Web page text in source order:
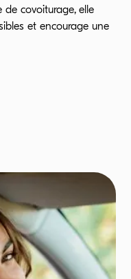
covoiturage, elle
et encourage une